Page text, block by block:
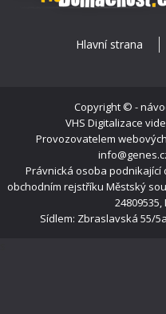
Hlavní strana
Copyright © -
VHS Digitalizace
Provozovatelem
Právnická osoba
obchodním rejstříku Městský
24809535,
Sídlem: Zbraslavská 55/